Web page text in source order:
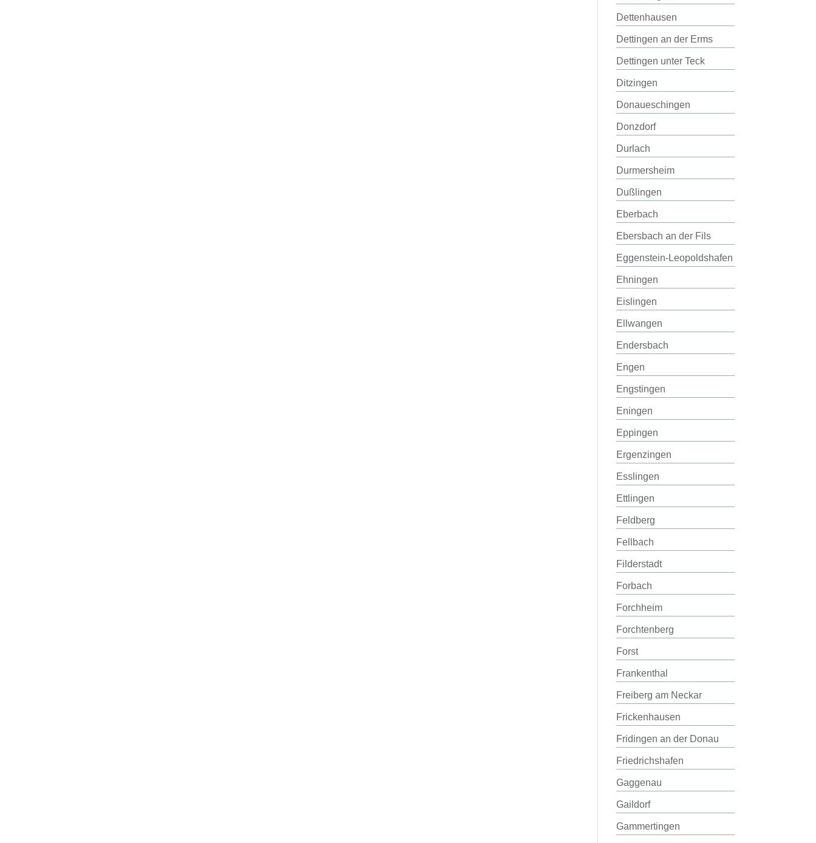
Dettenhausen
Dettingen an der Erms
Dettingen unter Teck
Ditzingen
Donaueschingen
Donzdorf
Durlach
Durmersheim
Dußlingen
Eberbach
Ebersbach an der Fils
Eggenstein-Leopoldshafen
Ehningen
Eislingen
Ellwangen
Endersbach
Engen
Engstingen
Eningen
Eppingen
Ergenzingen
Esslingen
Ettlingen
Feldberg
Fellbach
Filderstadt
Forbach
Forchheim
Forchtenberg
Forst
Frankenthal
Freiberg am Neckar
Frickenhausen
Fridingen an der Donau
Friedrichshafen
Gaggenau
Gaildorf
Gammertingen